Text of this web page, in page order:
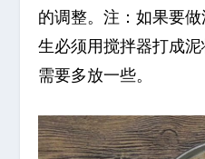
的调整。注：如果要
生必须用搅拌器打成
需要多放一些。